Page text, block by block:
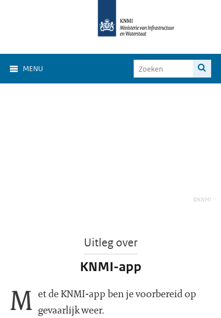
MENU
©KNMI
Uitleg over
KNMI-app
M et de KNMI-app ben je voorbereid op
gevaarlijk weer.